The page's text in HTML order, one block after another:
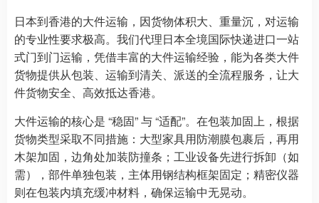
日本到香港的大件运输，因货物体积大、重量沉，对运输
的专业性要求极高。我们代理日本全境国际快递进口一站
式门到门运输，凭借丰富的大件运输经验，能为各类大件
货物提供从包装、运输到清关、派送的全流程服务，让大
件货物安全、高效抵达香港。
大件运输的核心是 “稳固” 与 “适配”。在包装加固上，根据
货物类型采取不同措施：大型家具用防潮膜包裹后，再用
木架加固，边角处加装防撞条；工业设备先进行拆卸（如
需），部件单独包装，主体用钢结构框架固定；精密仪器
则在包装内填充缓冲材料，确保运输中无晃动。